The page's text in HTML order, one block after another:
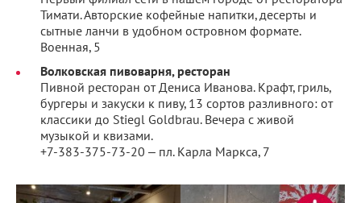
Тимати. Авторские кофейные напитки, десерты и
сытные ланчи в удобном островном формате.
Военная, 5
Волковская пивоварня, ресторан
Пивной ресторан от Дениса Иванова. Крафт, гриль,
бургеры и закуски к пиву, 13 сортов разливного: от
классики до Stiegl Goldbrau. Вечера с живой
музыкой и квизами.
+7-383-375-73-20 ‒ пл. Карла Маркса, 7